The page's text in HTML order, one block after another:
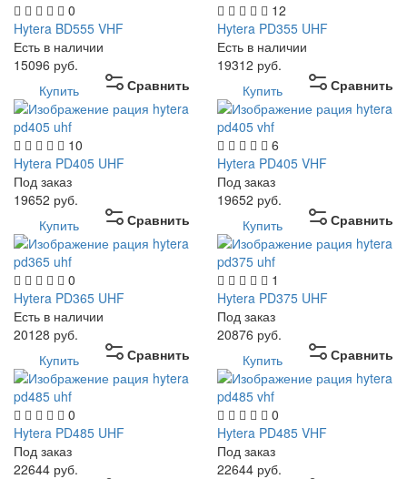
0
Hytera BD555 VHF
Есть в наличии
15096 руб.
Сравнить
Купить
12
Hytera PD355 UHF
Есть в наличии
19312 руб.
Сравнить
Купить
10
Hytera PD405 UHF
Под заказ
19652 руб.
Сравнить
Купить
6
Hytera PD405 VHF
Под заказ
19652 руб.
Сравнить
Купить
0
Hytera PD365 UHF
Есть в наличии
20128 руб.
Сравнить
Купить
1
Hytera PD375 UHF
Под заказ
20876 руб.
Сравнить
Купить
0
Hytera PD485 UHF
Под заказ
22644 руб.
0
Hytera PD485 VHF
Под заказ
22644 руб.